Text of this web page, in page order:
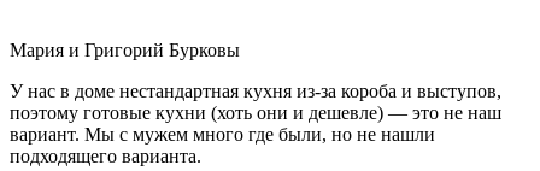
Мария и Григорий Бурковы
У нас в доме нестандартная кухня из-за короба и выступов,
поэтому готовые кухни (хоть они и дешевле) — это не наш
вариант. Мы с мужем много где были, но не нашли
подходящего варианта.